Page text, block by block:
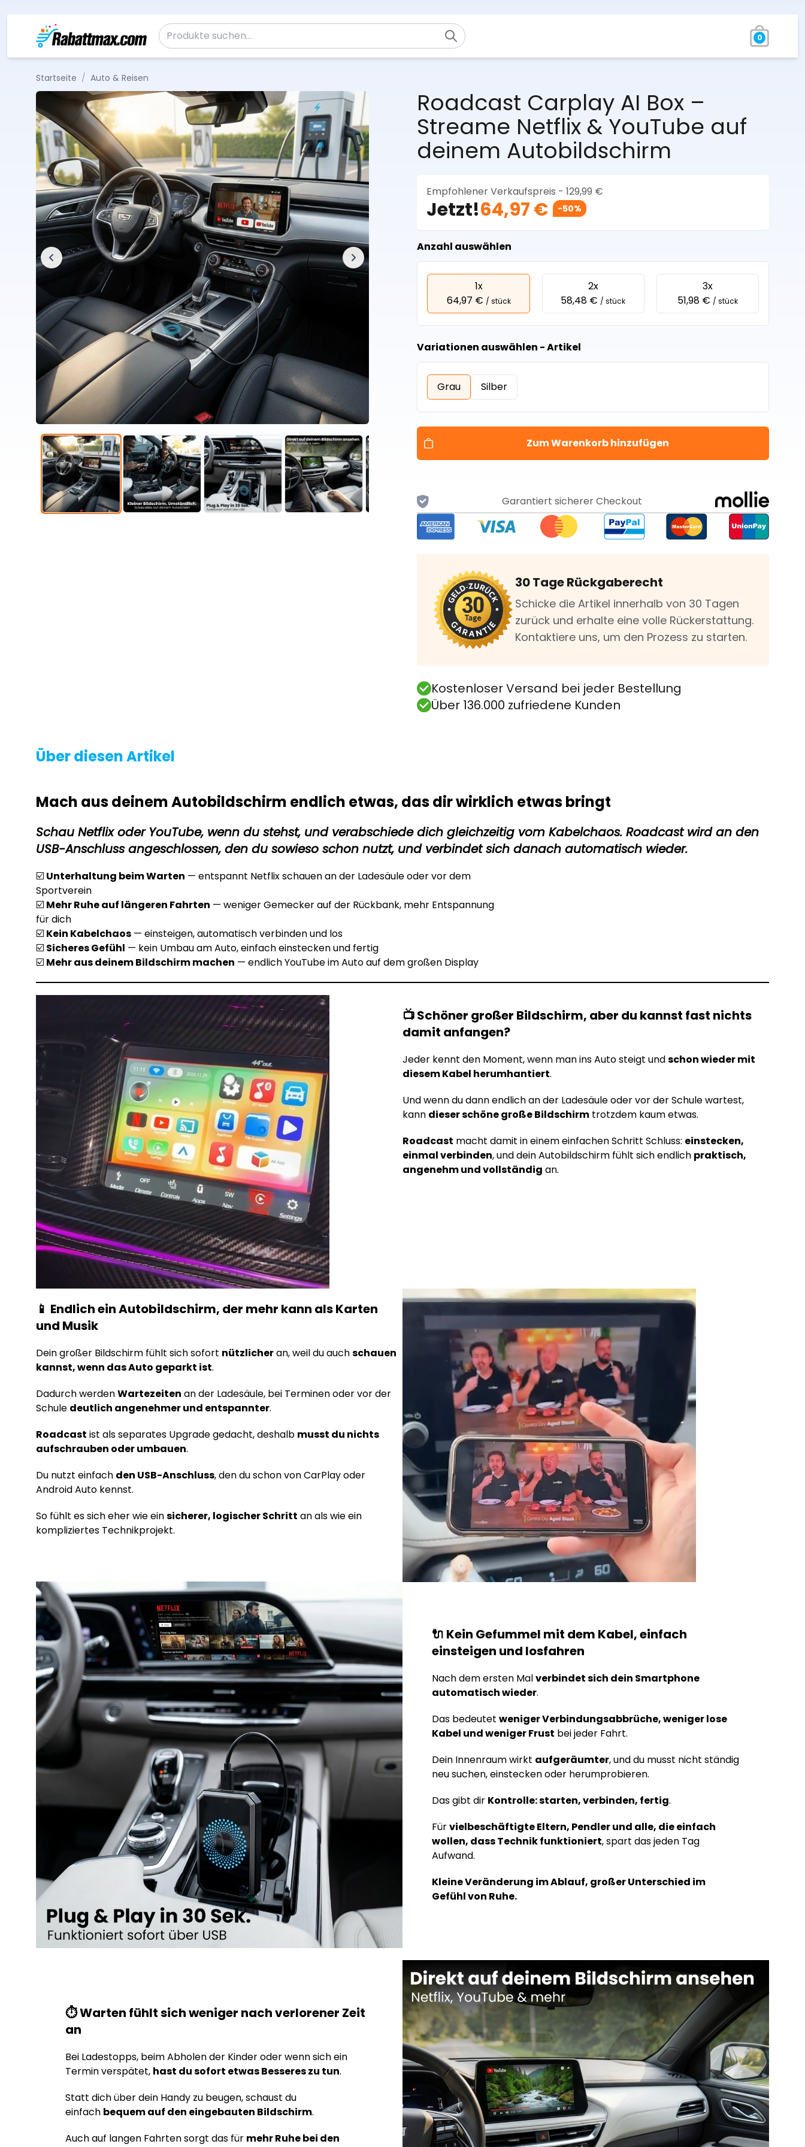
Suche nach: 0
Startseite / Auto & Reisen
Roadcast Carplay AI Box –
Streame Netflix & YouTube auf
deinem Autobildschirm
Empfohlener Verkaufspreis -129,99 €
Jetzt!64,97 € -50%
Anzahl auswählen
1x
64,97 € / stück
2x
58,48 € / stück
3x
51,98 € / stück
Variationen auswählen - Artikel
Grau Silber
Zum Warenkorb hinzufügen
Garantiert sicherer Checkout
30 Tage Rückgaberecht
Schicke die Artikel innerhalb von 30 Tagen
zurück und erhalte eine volle Rückerstattung.
Kontaktiere uns, um den Prozess zu starten.
Kostenloser Versand bei jeder Bestellung
Über 136.000 zufriedene Kunden
Über diesen Artikel
Mach aus deinem Autobildschirm endlich etwas, das dirwirklich etwas bringt
Schau Netflix oder YouTube, wenn du stehst, und verabschiede dich gleichzeitig vom Kabelchaos. Roadcast wird an den
USB-Anschluss angeschlossen, den du sowieso schon nutzt, und verbindet sich danach automatisch wieder.
☑️ Unterhaltung beim Warten — entspannt Netflix schauen an der Ladesäule oder vor dem
Sportverein
☑️ Mehr Ruhe auf längeren Fahrten — weniger Gemecker auf der Rückbank, mehr Entspannung
für dich
☑️ Kein Kabelchaos — einsteigen, automatisch verbinden und los
☑️ Sicheres Gefühl — kein Umbau am Auto, einfach einstecken und fertig
☑️ Mehr aus deinem Bildschirm machen — endlich YouTube im Auto auf dem großen Display
📺 Schöner großer Bildschirm, aber du kannst fast nichts
damit anfangen?
Jeder kennt den Moment, wenn man ins Auto steigt undschon wieder mit
diesem Kabel herumhantiert.
Und wenn du dann endlich an der Ladesäule oder vor der Schule wartest,
kann dieser schöne große Bildschirm trotzdem kaum etwas.
Roadcast macht damit in einem einfachen Schritt Schluss: einstecken,
einmal verbinden, und dein Autobildschirm fühlt sich endlich praktisch,
angenehm und vollständig an.
📱 Endlich ein Autobildschirm, der mehr kann als Karten
und Musik
Dein großer Bildschirm fühlt sich sofort nützlicheran, weil du auchschauen
kannst, wenn das Auto geparkt ist.
Dadurch werdenWartezeiten an der Ladesäule, bei Terminen oder vor der
Schule deutlich angenehmer und entspannter.
Roadcast ist als separates Upgrade gedacht, deshalb musst du nichts
aufschrauben oder umbauen.
Du nutzt einfach den USB-Anschluss, den du schon von CarPlay oder
Android Auto kennst.
So fühlt es sich eher wie einsicherer, logischer Schritt an als wie ein
kompliziertes Technikprojekt.
🔌 Kein Gefummel mit dem Kabel, einfach
einsteigen und losfahren
Nach dem ersten Malverbindet sich dein Smartphone
automatisch wieder.
Das bedeutet weniger Verbindungsabbrüche, weniger lose
Kabel und weniger Frust bei jeder Fahrt.
Dein Innenraum wirkt aufgeräumter, und du musst nicht ständig
neu suchen, einstecken oder herumprobieren.
Das gibt dir Kontrolle: starten, verbinden, fertig.
Fürvielbeschäftigte Eltern, Pendler und alle, die einfach
wollen, dass Technik funktioniert, spart das jeden Tag
Aufwand.
Kleine Veränderung im Ablauf, großer Unterschied im
Gefühl von Ruhe.
⏱️ Warten fühlt sich weniger nach verlorener Zeit
an
Bei Ladestopps, beim Abholen der Kinder oder wenn sich ein
Termin verspätet, hast du sofort etwas Besseres zu tun.
Statt dich über dein Handy zu beugen, schaust du
einfach bequem auf den eingebauten Bildschirm.
Auch auf langen Fahrten sorgt das für mehr Ruhe bei den